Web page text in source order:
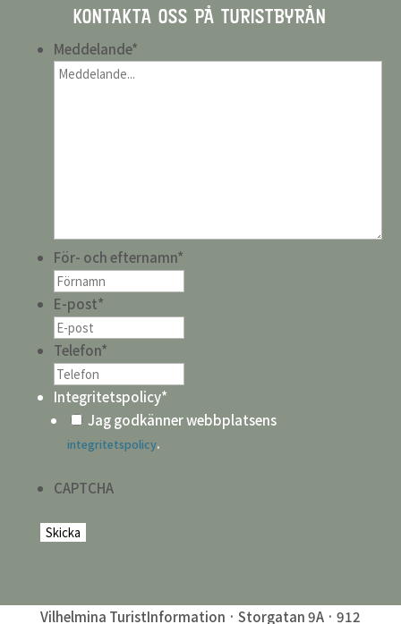
KONTAKTA OSS PÅ TURISTBYRÅN
Meddelande*
För- och efternamn*
E-post*
Telefon*
Integritetspolicy*
Jag godkänner webbplatsens
integritetspolicy.
CAPTCHA
Vilhelmina TuristInformation · Storgatan 9A · 912